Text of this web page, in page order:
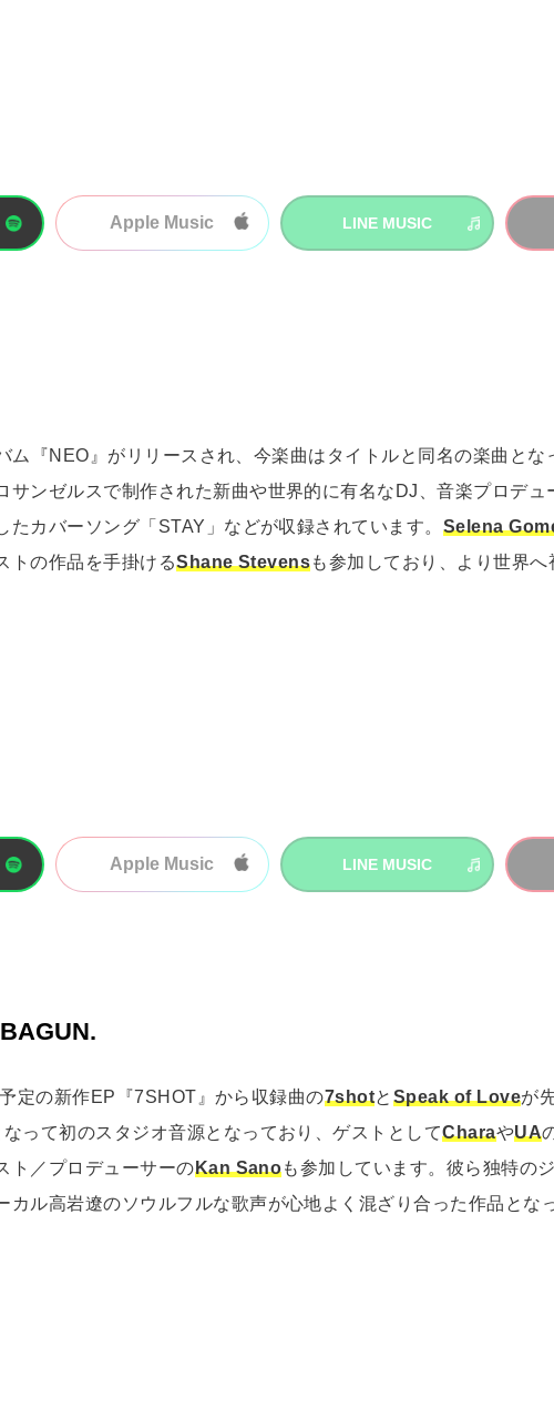
Apple Music LINE MUSIC
ム『NEO』がリリースされ、今楽曲はタイトルと同名の楽曲とな
サンゼルスで制作された新曲や世界的に有名なDJ、音楽プロデュ
たカバーソング「STAY」などが収録されています。 Selena
トの作品を手掛けるShane Stevensも参加しており、より世界へ
Apple Music LINE MUSIC
定の新作EP『7SHOT』から収録曲の7shotと Speak of Loveが
って初のスタジオ音源となっており、ゲストとしてCharaやUA
ト／プロデューサーのKan Sanoも参加しています。彼ら独特の
カル高岩遼のソウルフルな歌声が心地よく混ざり合った作品とな